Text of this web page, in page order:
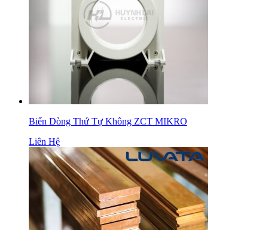
Biến Dòng Thứ Tự Không ZCT MIKRO
Liên Hệ